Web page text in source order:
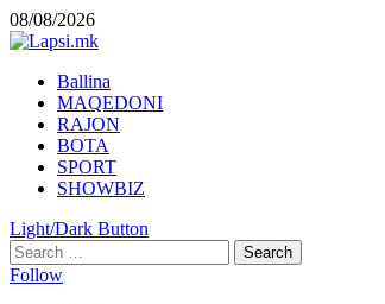
Skip
to
08/08/2026
Primary
Menu
Ballina
MAQEDONI
RAJON
BOTA
SPORT
SHOWBIZ
Light/Dark Button
Search
for:
Follow